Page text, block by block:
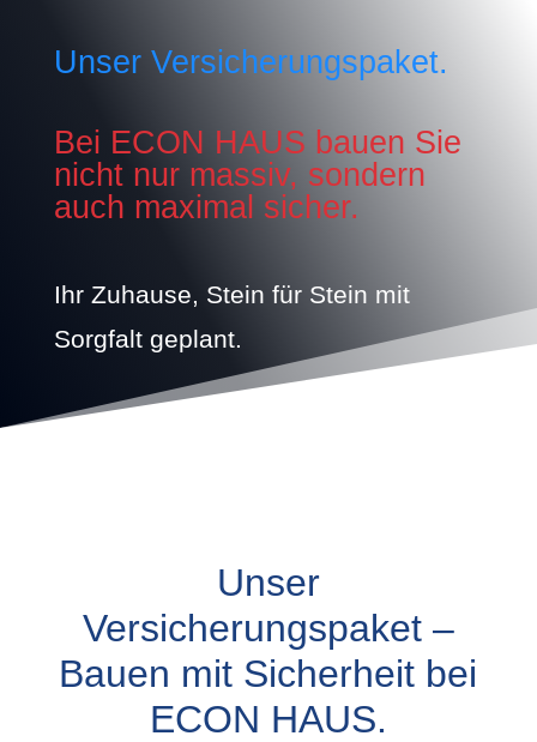
Unser Versicherungspaket.
Bei ECON HAUS bauen Sie
nicht nur massiv, sondern
auch maximal sicher.
Ihr Zuhause, Stein für Stein mit
Sorgfalt geplant.
Unser
Versicherungspaket –
Bauen mit Sicherheit bei
ECON HAUS.